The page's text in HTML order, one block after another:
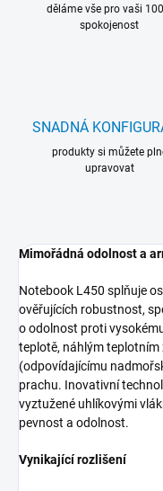
děláme vše pro vaši
spokojenost
SNADNÁ
produkty si můžete
upravovat
Mimořádná odolnost a
Notebook L450 splňuje
ověřujících robustnost,
o odolnost proti
teplotě, náhlým teplotním
(odpovídajícímu
prachu. Inovativní
vyztužené uhlíkovými
pevnost a odolnost.
Vynikající rozlišení